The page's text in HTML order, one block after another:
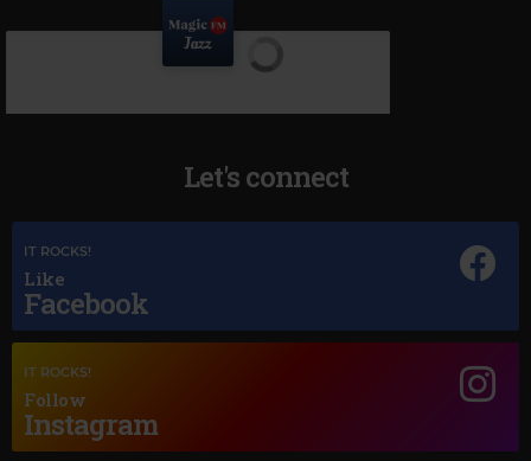
Magic Jazz
Let's connect
IT ROCKS!
Like
Facebook
IT ROCKS!
Follow
Instagram